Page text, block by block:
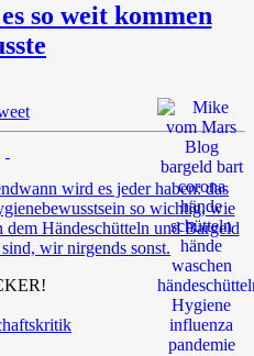
so weit kommen
wird es jeder haben: das
so wichtig, wie
Händeschütteln und Bargeld
wir nirgends sonst.